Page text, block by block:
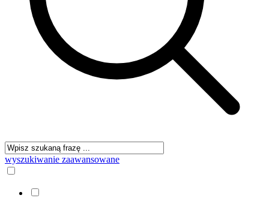
wyszukiwanie zaawansowane